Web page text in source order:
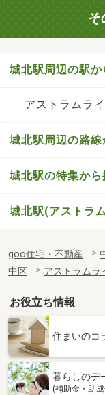
そ
城北駅周辺の駅か
アストラムラ
城北駅周辺の路線
城北駅の特集から
城北駅(アストラ
goo住宅・不動産
中区
アストラムラ
お役立ち情報
住まいのコ
暮らしのデ
(補助金・助